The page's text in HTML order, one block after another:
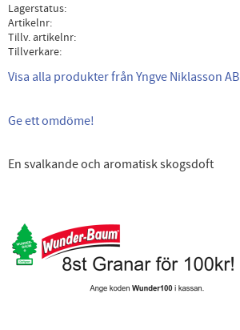
Lagerstatus
Artikelnr
Tillv. artikelnr
Tillverkare
Visa alla produkter från Yngve Niklasson AB
Ge ett omdöme!
En svalkande och aromatisk skogsdoft